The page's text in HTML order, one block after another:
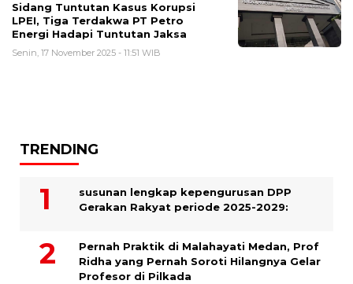
Sidang Tuntutan Kasus Korupsi
LPEI, Tiga Terdakwa PT Petro
Energi Hadapi Tuntutan Jaksa
Senin, 17 November 2025 - 11:51 WIB
TRENDING
susunan lengkap kepengurusan DPP
Gerakan Rakyat periode 2025-2029:
Pernah Praktik di Malahayati Medan, Prof
Ridha yang Pernah Soroti Hilangnya Gelar
Profesor di Pilkada